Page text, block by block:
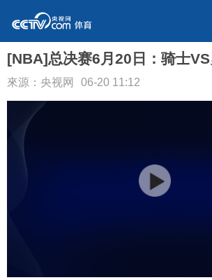
[NBA]总决赛6月20日：骑士
來源：央视网 06-20 11:12